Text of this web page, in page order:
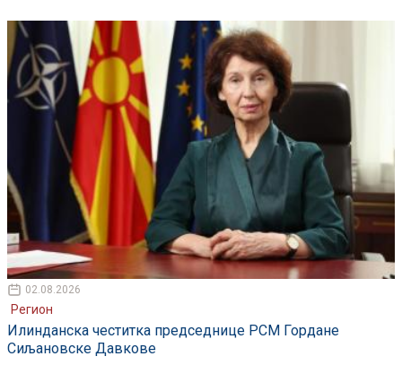
02.08.2026
Регион
Илинданска честитка председнице РСМ Гордане
Сиљановске Давкове